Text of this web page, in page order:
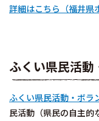
詳細はこちら（福井県
ふくい県民活
ふくい県民活動・ボラ
民活動（県民の自主的